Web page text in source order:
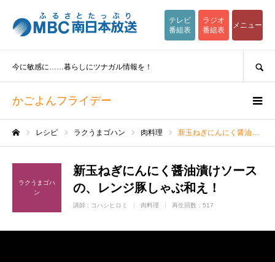
テレビ
番組表
ラジオ
番組表
メニュー
かごよんフライデー
今に敏感に……暮らしにツナガル情報を！
レシピ ラクうまゴハン 肉料理 新玉ねぎにんにく醤油漬けソースの、レンジ豚しゃぶ和え！
ラクうまゴハ
ン
新玉ねぎにんにく醤油漬けソース
の、レンジ豚しゃぶ和え！
講師 : コハシヒロミ 肉料理 再生回数：517